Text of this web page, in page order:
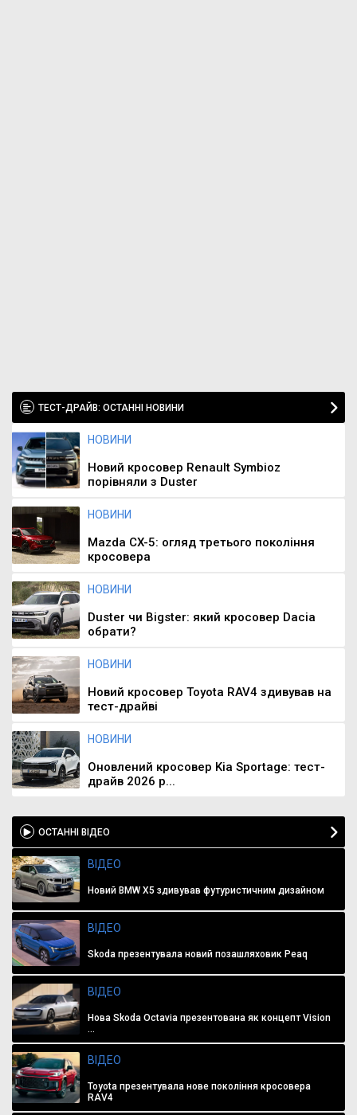
ТЕСТ-ДРАЙВ: ОСТАННІ НОВИНИ
НОВИНИ
Новий кросовер Renault Symbioz
порівняли з Duster
НОВИНИ
Mazda CX-5: огляд третього покоління
кросовера
НОВИНИ
Duster чи Bigster: який кросовер Dacia
обрати?
НОВИНИ
Новий кросовер Toyota RAV4 здивував на
тест-драйві
НОВИНИ
Оновлений кросовер Kia Sportage: тест-
драйв 2026 р...
ОСТАННІ ВІДЕО
ВІДЕО
Новий BMW X5 здивував футуристичним дизайном
ВІДЕО
Skoda презентувала новий позашляховик Peaq
ВІДЕО
Нова Skoda Octavia презентована як концепт Vision
...
ВІДЕО
Toyota презентувала нове покоління кросовера
RAV4